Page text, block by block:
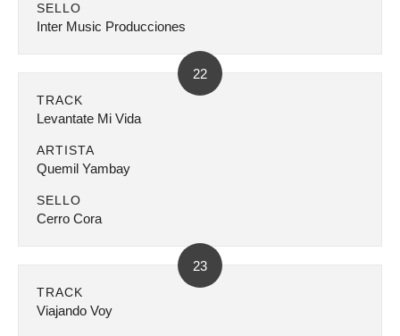
SELLO
Inter Music Producciones
22
TRACK
Levantate Mi Vida
ARTISTA
Quemil Yambay
SELLO
Cerro Cora
23
TRACK
Viajando Voy